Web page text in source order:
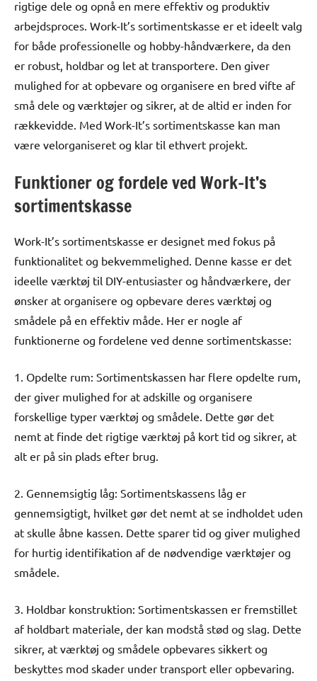
rigtige dele og opnå en mere effektiv og produktiv
arbejdsproces. Work-It’s sortimentskasse er et ideelt valg
for både professionelle og hobby-håndværkere, da den
er robust, holdbar og let at transportere. Den giver
mulighed for at opbevare og organisere en bred vifte af
små dele og værktøjer og sikrer, at de altid er inden for
rækkevidde. Med Work-It’s sortimentskasse kan man
være velorganiseret og klar til ethvert projekt.
Funktioner og fordele ved Work-It’s
sortimentskasse
Work-It’s sortimentskasse er designet med fokus på
funktionalitet og bekvemmelighed. Denne kasse er det
ideelle værktøj til DIY-entusiaster og håndværkere, der
ønsker at organisere og opbevare deres værktøj og
smådele på en effektiv måde. Her er nogle af
funktionerne og fordelene ved denne sortimentskasse:
1. Opdelte rum: Sortimentskassen har flere opdelte rum,
der giver mulighed for at adskille og organisere
forskellige typer værktøj og smådele. Dette gør det
nemt at finde det rigtige værktøj på kort tid og sikrer, at
alt er på sin plads efter brug.
2. Gennemsigtig låg: Sortimentskassens låg er
gennemsigtigt, hvilket gør det nemt at se indholdet uden
at skulle åbne kassen. Dette sparer tid og giver mulighed
for hurtig identifikation af de nødvendige værktøjer og
smådele.
3. Holdbar konstruktion: Sortimentskassen er fremstillet
af holdbart materiale, der kan modstå stød og slag. Dette
sikrer, at værktøj og smådele opbevares sikkert og
beskyttes mod skader under transport eller opbevaring.